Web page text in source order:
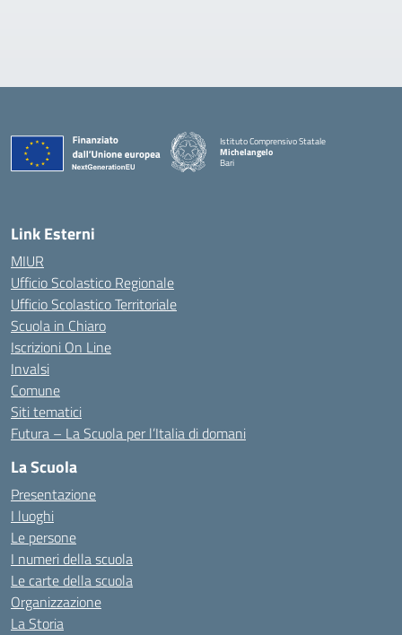
Istituto Comprensivo Statale
Michelangelo
Bari
Link Esterni
MIUR
Ufficio Scolastico Regionale
Ufficio Scolastico Territoriale
Scuola in Chiaro
Iscrizioni On Line
Invalsi
Comune
Siti tematici
Futura – La Scuola per l’Italia di domani
La Scuola
Presentazione
I luoghi
Le persone
I numeri della scuola
Le carte della scuola
Organizzazione
La Storia